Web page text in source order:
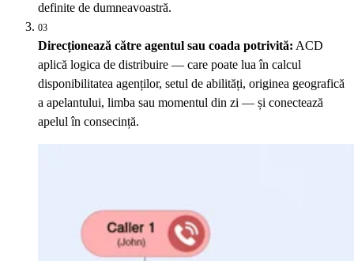
definite de dumneavoastră.
03
Direcționează către agentul sau coada potrivită: ACD
aplică logica de distribuire — care poate lua în calcul
disponibilitatea agenților, setul de abilități, originea geografică
a apelantului, limba sau momentul din zi — și conectează
apelul în consecință.